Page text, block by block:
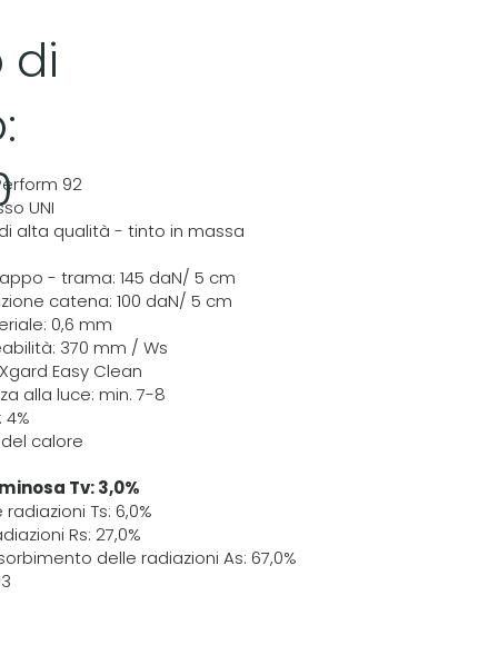
di
92
UNI
alta qualità - tinto in massa
- trama: 145 daN/ 5 cm
catena: 100 daN/ 5 cm
0,6 mm
370 mm / Ws
Easy Clean
alla luce: min. 7-8
calore
Tv: 3,0%
Ts: 6,0%
Rs: 27,0%
delle radiazioni As: 67,0%